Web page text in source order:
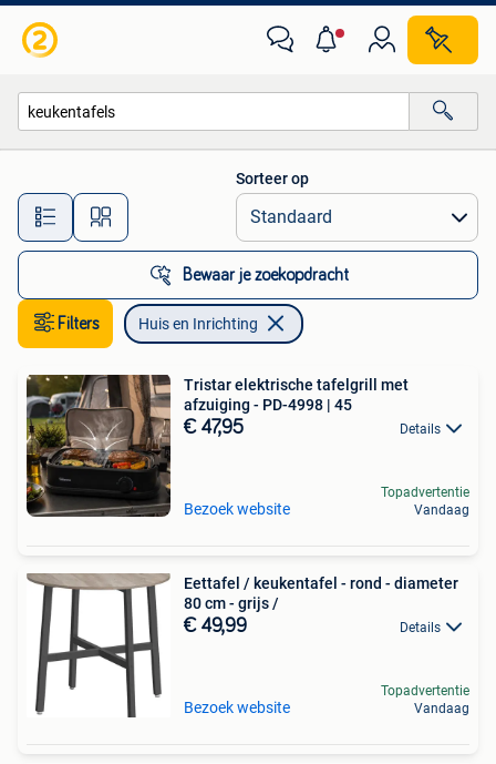
Alle afstanden…
Sorteer op
Bewaar je zoekopdracht
Filters Huis en Inrichting
Tristar elektrische tafelgrill met
afzuiging - PD-4998 | 45
€ 47,95 Details
Bezoek website
Topadvertentie
Vandaag
Eettafel / keukentafel - rond - diameter
80 cm - grijs /
€ 49,99 Details
Bezoek website
Topadvertentie
Vandaag